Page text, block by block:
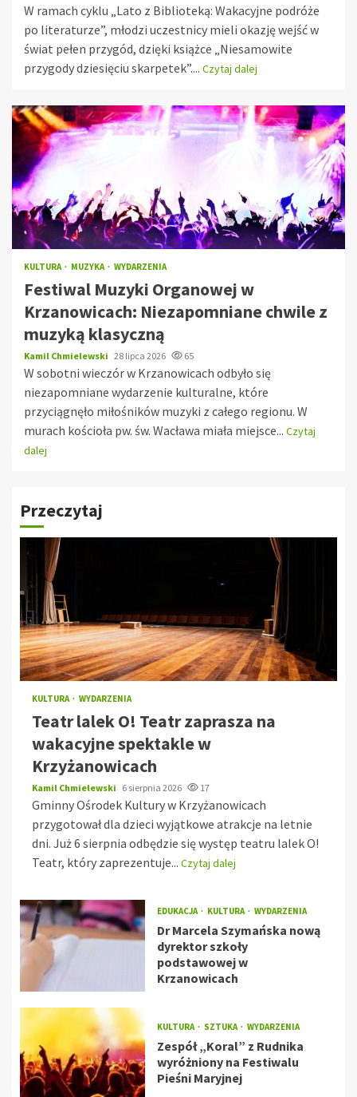
W ramach cyklu „Lato z Biblioteką: Wakacyjne podróże
po literaturze”, młodzi uczestnicy mieli okazję wejść w
świat pełen przygód, dzięki książce „Niesamowite
przygody dziesięciu skarpetek”.... Czytaj dalej
KULTURA MUZYKA WYDARZENIA
Festiwal Muzyki Organowej w
Krzanowicach: Niezapomniane chwile z
muzyką klasyczną
Kamil Chmielewski 28 lipca 2026 65
W sobotni wieczór w Krzanowicach odbyło się
niezapomniane wydarzenie kulturalne, które
przyciągnęło miłośników muzyki z całego regionu. W
murach kościoła pw. św. Wacława miała miejsce... Czytaj
dalej
Przeczytaj
KULTURA WYDARZENIA
Teatr lalek O! Teatr zaprasza na
wakacyjne spektakle w
Krzyżanowicach
Kamil Chmielewski 6 sierpnia 2026 17
Gminny Ośrodek Kultury w Krzyżanowicach
przygotował dla dzieci wyjątkowe atrakcje na letnie
dni. Już 6 sierpnia odbędzie się występ teatru lalek O!
Teatr, który zaprezentuje... Czytaj dalej
EDUKACJA KULTURA WYDARZENIA
Dr Marcela Szymańska nową
dyrektor szkoły
podstawowej w
Krzanowicach
KULTURA SZTUKA WYDARZENIA
Zespół „Koral” z Rudnika
wyróżniony na Festiwalu
Pieśni Maryjnej